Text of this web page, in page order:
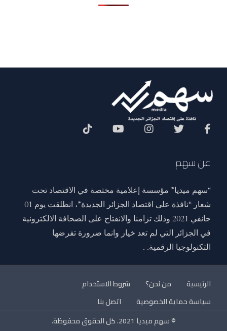
عن سهم
“سهم ميديا” مؤسسة إعلامية مختصة في الاقتصاد تحت
شعار “نافذة على اقتصاد الجزائر الجديدة”، انطلقت يوم 01
جانفي 2021 وذلك تزامنا والانفتاح على الصحافة الالكترونية
في الجزائر التي لم تعد خيار وانما ضرورة تفرضها
التكنولوجيا الرقمية. .
الرئيسية من نحن؟
شروط الاستخدام
سياسة حماية الخصوصية
اتصل بنا
© سهم ميديا 2021. كل الحقوق محفوظة.